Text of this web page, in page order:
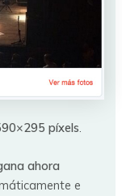
píxels.
ahora
e